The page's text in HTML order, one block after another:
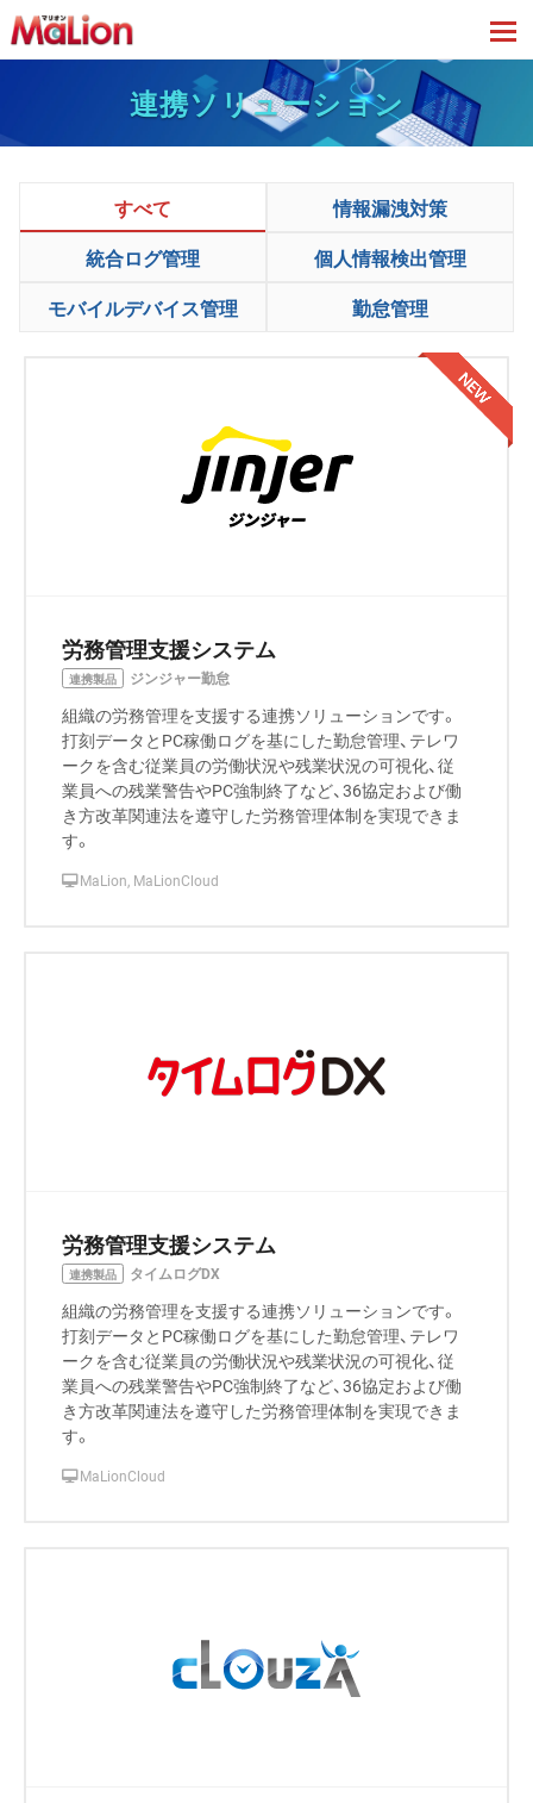
連携ソリューション
すべて
情報漏洩対策
統合ログ管理
個人情報検出管理
モバイルデバイス管理
勤怠管理
労務管理支援システム
連携製品 ジンジャー勤怠
組織の労務管理を支援する連携ソリューションです。
打刻データとPC稼働ログを基にした勤怠管理、テレワ
ークを含む従業員の労働状況や残業状況の可視化、従
業員への残業警告やPC強制終了など、36協定および働
き方改革関連法を遵守した労務管理体制を実現できま
す。
MaLion, MaLionCloud
労務管理支援システム
連携製品 タイムログDX
組織の労務管理を支援する連携ソリューションです。
打刻データとPC稼働ログを基にした勤怠管理、テレワ
ークを含む従業員の労働状況や残業状況の可視化、従
業員への残業警告やPC強制終了など、36協定および働
き方改革関連法を遵守した労務管理体制を実現できま
す。
MaLionCloud